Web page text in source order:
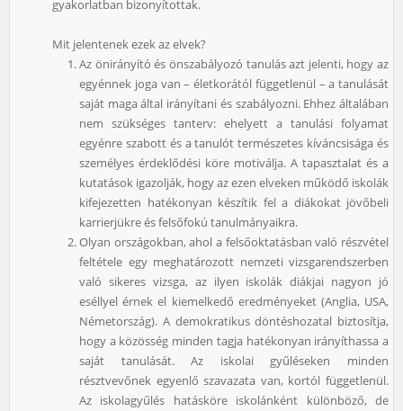
gyakorlatban bizonyítottak.
Mit jelentenek ezek az elvek?
Az önirányító és önszabályozó tanulás azt jelenti, hogy az
egyénnek joga van – életkorától függetlenül – a tanulását
saját maga által irányítani és szabályozni. Ehhez általában
nem szükséges tanterv: ehelyett a tanulási folyamat
egyénre szabott és a tanulót természetes kíváncsisága és
személyes érdeklődési köre motiválja. A tapasztalat és a
kutatások igazolják, hogy az ezen elveken működő iskolák
kifejezetten hatékonyan készítik fel a diákokat jövőbeli
karrierjükre és felsőfokú tanulmányaikra.
Olyan országokban, ahol a felsőoktatásban való részvétel
feltétele egy meghatározott nemzeti vizsgarendszerben
való sikeres vizsga, az ilyen iskolák diákjai nagyon jó
eséllyel érnek el kiemelkedő eredményeket (Anglia, USA,
Németország). A demokratikus döntéshozatal biztosítja,
hogy a közösség minden tagja hatékonyan irányíthassa a
saját tanulását. Az iskolai gyűléseken minden
résztvevőnek egyenlő szavazata van, kortól függetlenül.
Az iskolagyűlés hatásköre iskolánként különböző, de